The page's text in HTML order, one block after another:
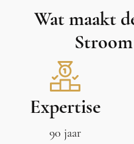
Wat maakt
Expertise
90 jaar